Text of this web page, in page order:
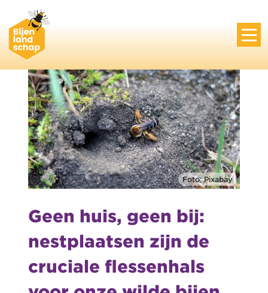
Geen huis, geen bij:
nestplaatsen zijn de
cruciale flessenhals
Foto: Pixabay